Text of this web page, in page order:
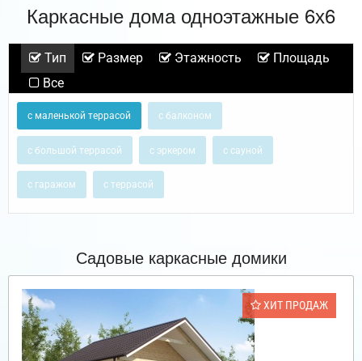
Каркасные дома одноэтажные 6х6
Тип Размер Этажность
Площадь
Все
с маленькой террасой с балконом
с большой террасой с эркером с сауной
с гаражом с террасой
Садовые каркасные домики
ХИТ ПРОДАЖ